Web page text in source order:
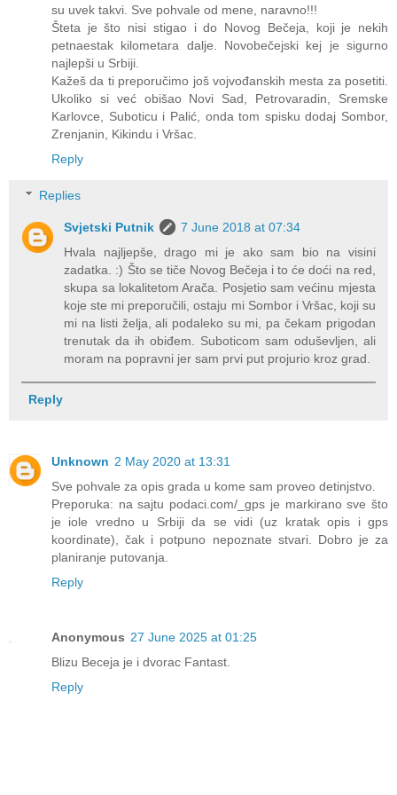
su uvek takvi. Sve pohvale od mene, naravno!!!
Šteta je što nisi stigao i do Novog Bečeja, koji je nekih
petnaestak kilometara dalje. Novobečejski kej je sigurno
najlepši u Srbiji.
Kažeš da ti preporučimo još vojvođanskih mesta za posetiti.
Ukoliko si već obišao Novi Sad, Petrovaradin, Sremske
Karlovce, Suboticu i Palić, onda tom spisku dodaj Sombor,
Zrenjanin, Kikindu i Vršac.
Reply
Replies
Svjetski Putnik
7 June 2018 at 07:34
Hvala najljepše, drago mi je ako sam bio na visini
zadatka. :) Što se tiče Novog Bečeja i to će doći na red,
skupa sa lokalitetom Arača. Posjetio sam većinu mjesta
koje ste mi preporučili, ostaju mi Sombor i Vršac, koji su
mi na listi želja, ali podaleko su mi, pa čekam prigodan
trenutak da ih obiđem. Suboticom sam oduševljen, ali
moram na popravni jer sam prvi put projurio kroz grad.
Reply
Unknown 2 May 2020 at 13:31
Sve pohvale za opis grada u kome sam proveo detinjstvo.
Preporuka: na sajtu podaci.com/_gps je markirano sve što
je iole vredno u Srbiji da se vidi (uz kratak opis i gps
koordinate), čak i potpuno nepoznate stvari. Dobro je za
planiranje putovanja.
Reply
Anonymous 27 June 2025 at 01:25
Blizu Beceja je i dvorac Fantast.
Reply